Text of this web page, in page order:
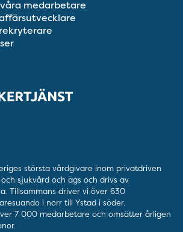
medarbetare
största vårdgivare inom privatdriven
sjukvård och ägs och drivs av
Tillsammans driver vi över 630
i norr till Ystad i söder.
7 000 medarbetare och omsätter årligen